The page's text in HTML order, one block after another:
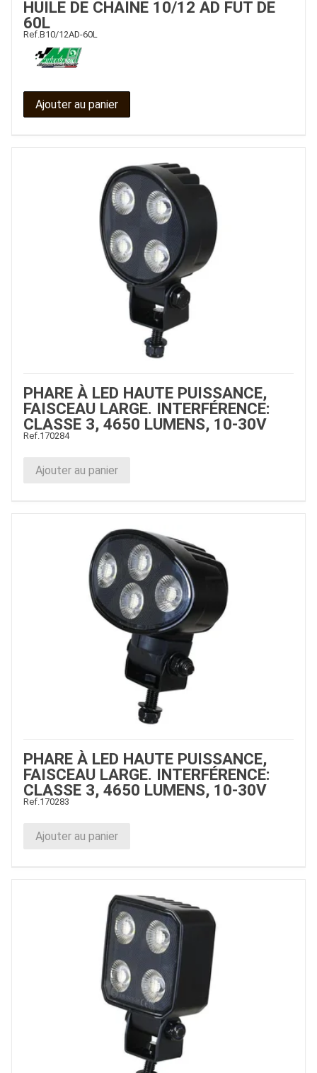
HUILE DE CHAINE 10/12 AD FUT DE
60L
Ref.B10/12AD-60L
Ajouter au panier
PHARE À LED HAUTE PUISSANCE,
FAISCEAU LARGE. INTERFÉRENCE:
CLASSE 3, 4650 LUMENS, 10-30V
Ref.170284
Ajouter au panier
PHARE À LED HAUTE PUISSANCE,
FAISCEAU LARGE. INTERFÉRENCE:
CLASSE 3, 4650 LUMENS, 10-30V
Ref.170283
Ajouter au panier